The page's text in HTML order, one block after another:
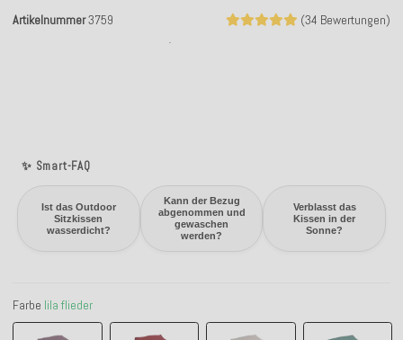
✨ Smart-FAQ
Ist das Outdoor
Sitzkissen
wasserdicht?
Kann der Bezug
abgenommen und
gewaschen
werden?
Verblasst das
Kissen in der
Sonne?
(34 Bewertungen)
Artikelnummer3759
Farbe lila flieder
brombeer bordeaux granate creme tannengrün